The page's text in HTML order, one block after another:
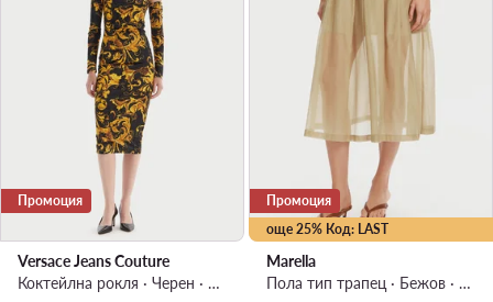
Промоция
Versace Jeans Couture
Коктейлна рокля · Черен · Миди
още 25% Код: LAST
Промоция
Marella
Пола тип трапец · Бежов · Миди